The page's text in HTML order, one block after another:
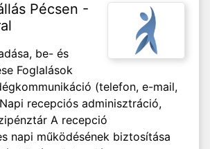
Pécsen -
be- és
Foglalások
(telefon, e-mail,
recepciós adminisztráció,
A recepció
napi működésének biztosítása